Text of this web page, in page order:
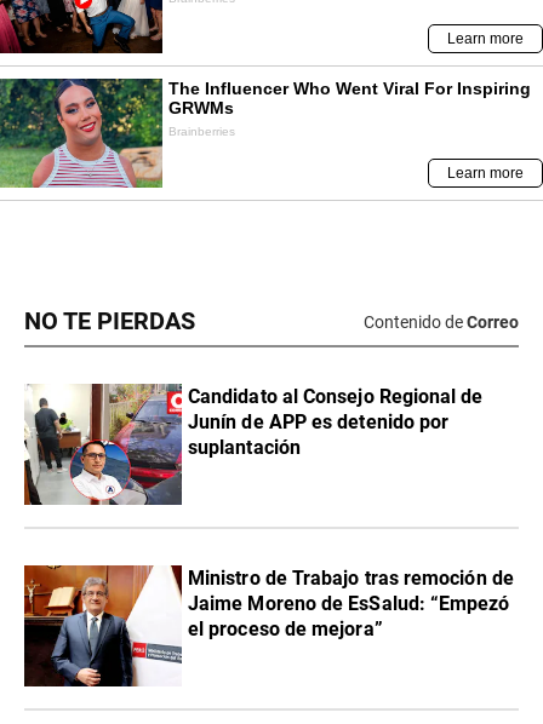
NO TE PIERDAS Contenido deCorreo
Candidato al Consejo Regional de
Junín de APP es detenido por
suplantación
Ministro de Trabajo tras remoción de
Jaime Moreno de EsSalud: “Empezó
el proceso de mejora”